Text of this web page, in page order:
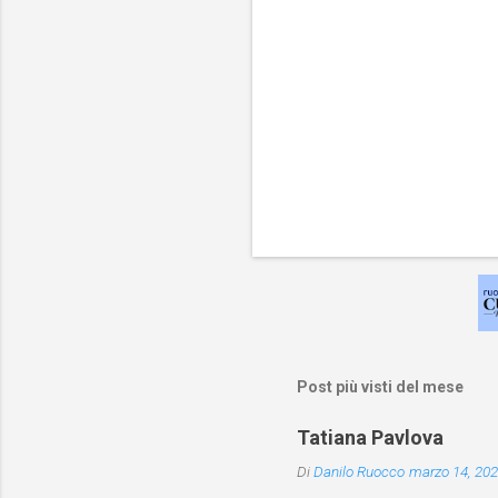
Post più visti del mese
Tatiana Pavlova
DiDanilo Ruocco marzo 14,